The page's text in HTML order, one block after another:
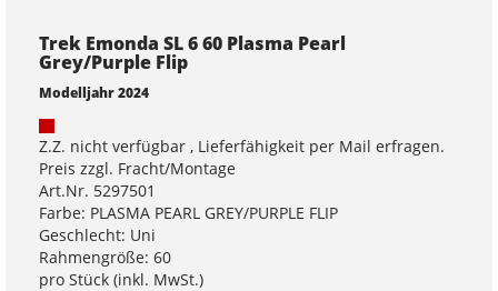
Trek Emonda SL 6 60 Plasma Pearl
Grey/Purple Flip
Modelljahr 2024
Z.Z. nicht verfügbar , Lieferfähigkeit per Mail erfragen.
Preis zzgl. Fracht/Montage
Art.Nr. 5297501
Farbe: PLASMA PEARL GREY/PURPLE FLIP
Geschlecht: Uni
Rahmengröße: 60
pro Stück (inkl. MwSt.)